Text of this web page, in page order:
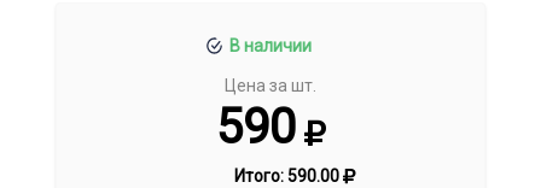
В наличии
Цена за шт.
590
Итого:590.00